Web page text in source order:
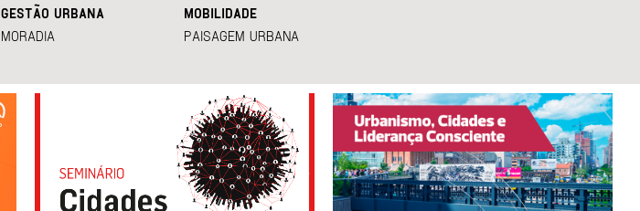
GESTÃO URBANA
MOBILIDADE
MORADIA
PAISAGEM URBANA